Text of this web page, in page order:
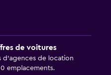
de voitures
d’agences de location
emplacements.